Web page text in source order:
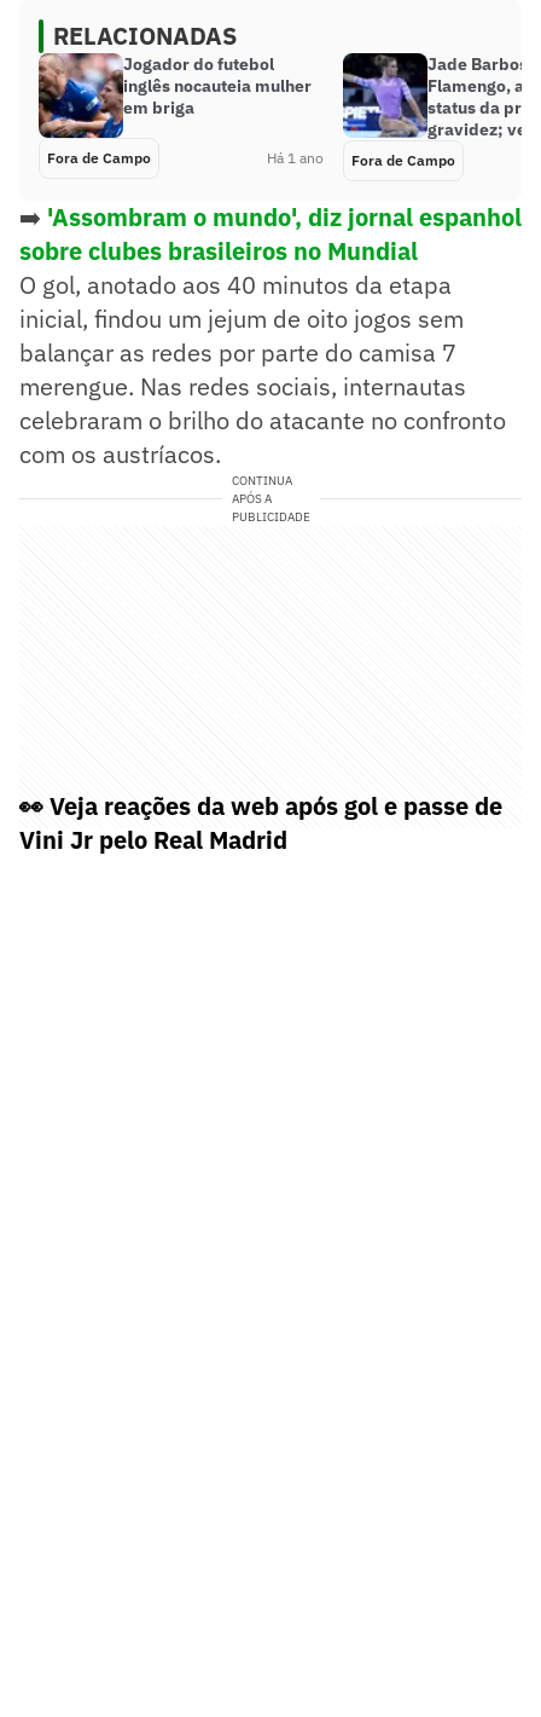
RELACIONADAS
Jogador do futebol
inglês nocauteia mulher
em briga
Fora de Campo Há 1 ano
Jade
Flamengo,
status da
gravidez;
Fora de Campo
➡️ 'Assombram o mundo', diz jornal espanhol
sobre clubes brasileiros no Mundial
O gol, anotado aos 40 minutos da etapa
inicial, findou um jejum de oito jogos sem
balançar as redes por parte do camisa 7
merengue. Nas redes sociais, internautas
celebraram o brilho do atacante no confronto
com os austríacos.
CONTINUA
APÓS A
PUBLICIDADE
👀 Veja reações da web após gol e passe de
Vini Jr pelo Real Madrid